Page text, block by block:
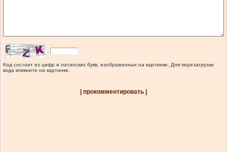
Код состоит из цифр и латинских букв, изображенных на картинке. Для перезагрузки
кода кликните на картинке.
| прокомментировать |